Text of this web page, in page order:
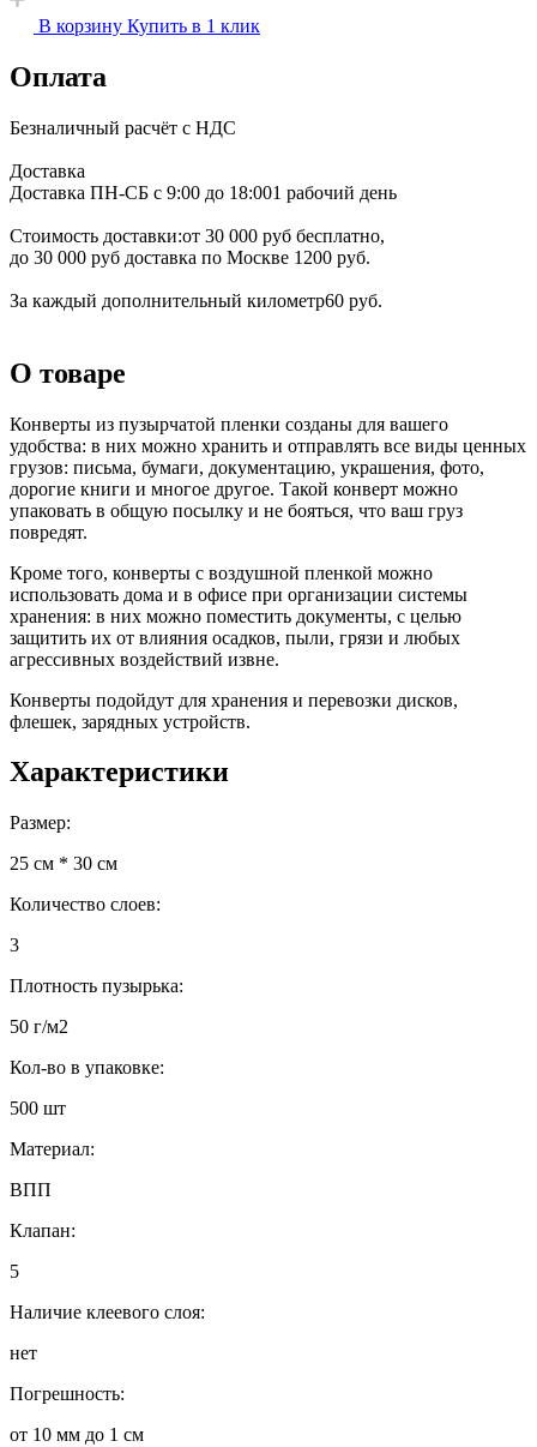
В корзину Купить в 1 клик
Оплата
Безналичный расчёт с НДС
Доставка
Доставка ПН-СБ с 9:00 до 18:001 рабочий день
Стоимость доставки:от 30 000 руб бесплатно,
до 30 000 руб доставка по Москве 1200 руб.
За каждый дополнительный километр60 руб.
О товаре
Конверты из пузырчатой пленки созданы для вашего
удобства: в них можно хранить и отправлять все виды ценных
грузов: письма, бумаги, документацию, украшения, фото,
дорогие книги и многое другое. Такой конверт можно
упаковать в общую посылку и не бояться, что ваш груз
повредят.
Кроме того, конверты с воздушной пленкой можно
использовать дома и в офисе при организации системы
хранения: в них можно поместить документы, с целью
защитить их от влияния осадков, пыли, грязи и любых
агрессивных воздействий извне.
Конверты подойдут для хранения и перевозки дисков,
флешек, зарядных устройств.
Характеристики
Размер:
25 см * 30 см
Количество слоев:
3
Плотность пузырька:
50 г/м2
Кол-во в упаковке:
500 шт
Материал:
ВПП
Клапан:
5
Наличие клеевого слоя:
нет
Погрешность:
от 10 мм до 1 см